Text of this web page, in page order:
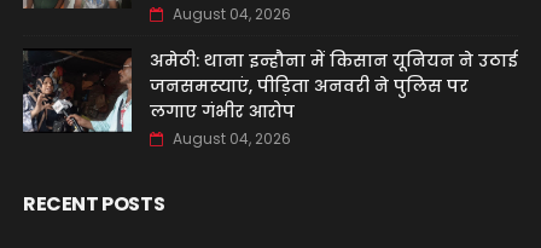
August 04, 2026
अमेठी: थाना इन्हौना में किसान यूनियन ने उठाई
जनसमस्याएं, पीड़िता अनवरी ने पुलिस पर
लगाए गंभीर आरोप
August 04, 2026
RECENT POSTS